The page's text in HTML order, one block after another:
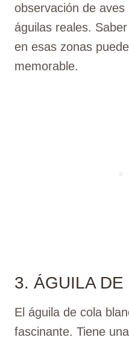
observación de
águilas reales.
en esas zonas
memorable.
3. ÁGUILA
El águila de cola
fascinante. Tiene